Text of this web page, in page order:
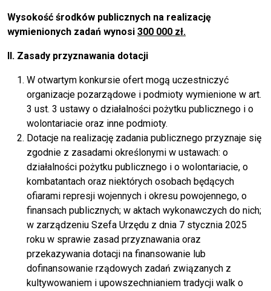
Wysokość środków publicznych na realizację
wymienionych zadań wynosi 300 000 zł.
II. Zasady przyznawania dotacji
W otwartym konkursie ofert mogą uczestniczyć
organizacje pozarządowe i podmioty wymienione w art.
3 ust. 3 ustawy o działalności pożytku publicznego i o
wolontariacie oraz inne podmioty.
Dotacje na realizację zadania publicznego przyznaje się
zgodnie z zasadami określonymi w ustawach: o
działalności pożytku publicznego i o wolontariacie, o
kombatantach oraz niektórych osobach będących
ofiarami represji wojennych i okresu powojennego, o
finansach publicznych; w aktach wykonawczych do nich;
w zarządzeniu Szefa Urzędu z dnia 7 stycznia 2025
roku w sprawie zasad przyznawania oraz
przekazywania dotacji na finansowanie lub
dofinansowanie rządowych zadań związanych z
kultywowaniem i upowszechnianiem tradycji walk o